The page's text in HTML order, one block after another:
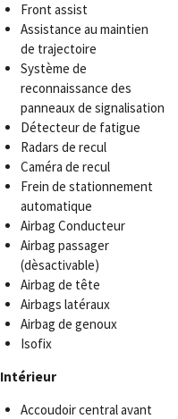
Front assist
Assistance au maintien
de trajectoire
Système de
reconnaissance des
panneaux de signalisation
Détecteur de fatigue
Radars de recul
Caméra de recul
Frein de stationnement
automatique
Airbag Conducteur
Airbag passager
(dèsactivable)
Airbag de tête
Airbags latéraux
Airbag de genoux
Isofix
Intérieur
Accoudoir central avant